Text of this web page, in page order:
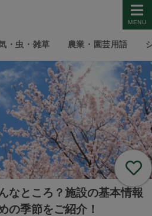
MENU
・虫・雑草 農業・園芸用語
なところ？施設の基本情報
の季節をご紹介！